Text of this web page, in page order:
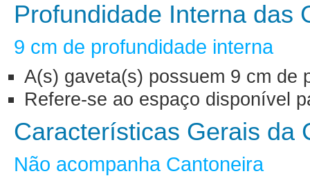
Profundidade Interna das
9 cm de profundidade interna
A(s) gaveta(s) possuem 9 cm de
Refere-se ao espaço disponível
Características Gerais da
Não acompanha Cantoneira